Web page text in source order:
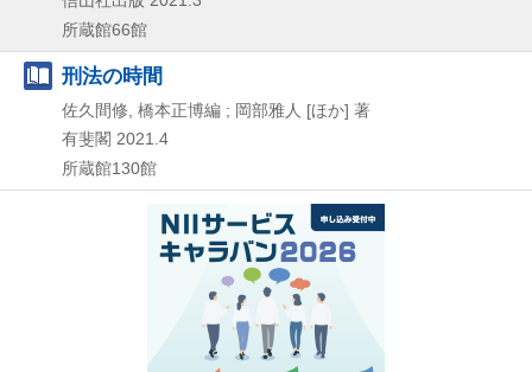
所蔵館66館
刑法の時間
佐久間修, 橋本正博編 ; 岡部雅人 [ほか] 著
有斐閣 2021.4
所蔵館130館